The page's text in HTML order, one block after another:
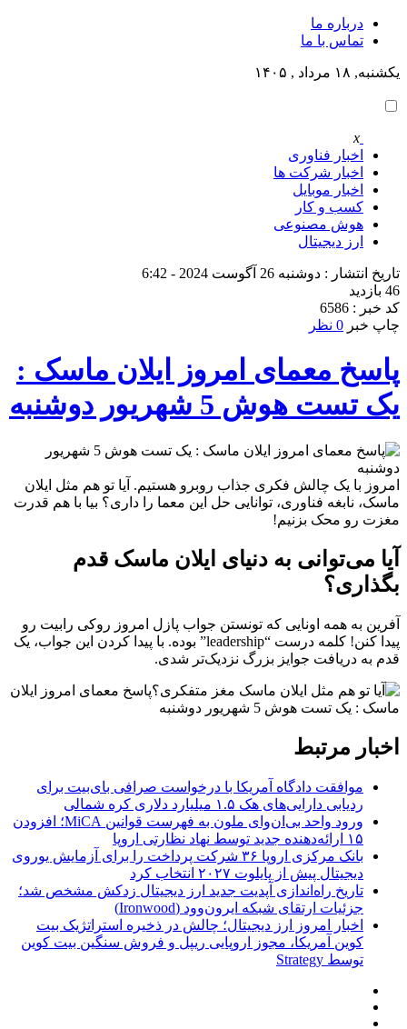
درباره ما
تماس با ما
یکشنبه, ۱۸ مرداد , ۱۴۰۵
x
اخبار فناوری
اخبار شرکت ها
اخبار موبایل
کسب و کار
هوش مصنوعی
ارز دیجیتال
تاریخ انتشار : دوشنبه 26 آگوست 2024 - 6:42
46 بازدید
کد خبر : 6586
چاپ خبر 0 نظر
پاسخ معمای امروز ایلان ماسک :
یک تست هوش 5 شهریور دوشنبه
امروز با یک چالش فکری جذاب روبرو هستیم. آیا تو هم مثل ایلان
ماسک، نابغه فناوری، توانایی حل این معما را داری؟ بیا با هم قدرت
مغزت رو محک بزنیم!
آیا می‌توانی به دنیای ایلان ماسک قدم
بگذاری؟
آفرین به همه اونایی که تونستن جواب پازل امروز روکی رابیت رو
پیدا کنن! کلمه درست “leadership” بوده. با پیدا کردن این جواب، یک
قدم به دریافت جوایز بزرگ نزدیک‌تر شدی.
اخبار مرتبط
موافقت دادگاه آمریکا با درخواست صرافی بای‌بیت برای
ردیابی دارایی‌های هک ۱.۵ میلیارد دلاری کره شمالی
ورود واحد بی‌ان‌وای ملون به فهرست قوانین MiCA؛ افزودن
۱۵ ارائه‌دهنده جدید توسط نهاد نظارتی اروپا
بانک مرکزی اروپا ۳۶ شرکت پرداخت را برای آزمایش یوروی
دیجیتال پیش از پایلوت ۲۰۲۷ انتخاب کرد
تاریخ راه‌اندازی آپدیت جدید ارز دیجیتال زدکش مشخص شد؛
جزئیات ارتقای شبکه ایرون‌وود (Ironwood)
اخبار امروز ارز دیجیتال؛ چالش در ذخیره استراتژیک بیت
کوین آمریکا، مجوز اروپایی ریپل و فروش سنگین بیت کوین
توسط Strategy